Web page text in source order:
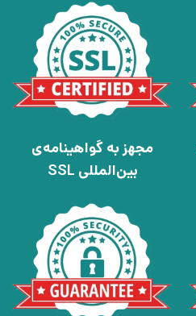
مجهز به گواهینامه‌ی
بین‌المللی SSL